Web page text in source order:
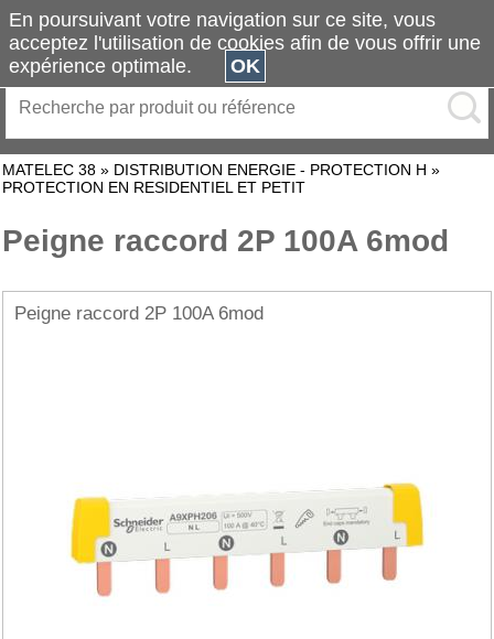
MATELEC 38 » DISTRIBUTION ENERGIE - PROTECTION H »
PROTECTION EN RESIDENTIEL ET PETIT
Peigne raccord 2P 100A 6mod
Peigne raccord 2P 100A 6mod
En poursuivant votre navigation sur ce site, vous
acceptez l'utilisation de cookies afin de vous offrir une
expérience optimale.
OK